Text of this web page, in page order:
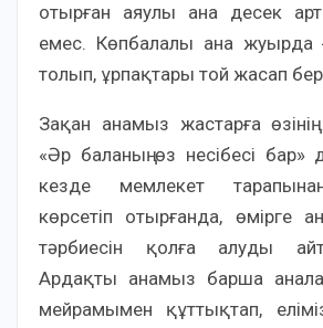
отырған аяулы ана десек
емес. Көпбалалы ана жуырда
толып, ұрпақтары той жасап
Зақан анамыз жастарға өзінің
«Әр баланың өз несібесі бар»
кезде мемлекет
көрсетіп отырғанда, өмірге
тәрбиесін қолға алуды
Ардақты анамыз барша
мейрамымен құттықтап,